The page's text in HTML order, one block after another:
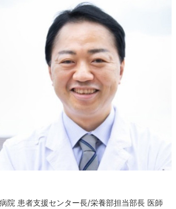
院 患者支援センター長/栄養部担当部長 医師